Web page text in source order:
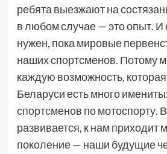
ребята выезжают на
в любом случае — это опыт. И
нужен, пока мировые
наших спортсменов. Потому
каждую возможность, которая
Беларуси есть много
спортсменов по мотоспорту.
развивается, к нам приходит
поколение — наши будущие